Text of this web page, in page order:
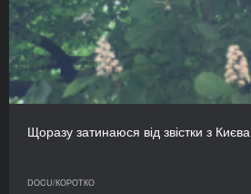
Щоразу затинаюся від звістки з Києва
DOCU/КОРОТКО